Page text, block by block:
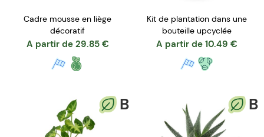
Cadre mousse en liège
décoratif
A partir de 29.85 €
Kit de plantation dans une
bouteille upcyclée
A partir de 10.49 €
B B